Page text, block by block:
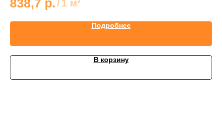
838,7 р./1 м²
Подробнее
В корзину